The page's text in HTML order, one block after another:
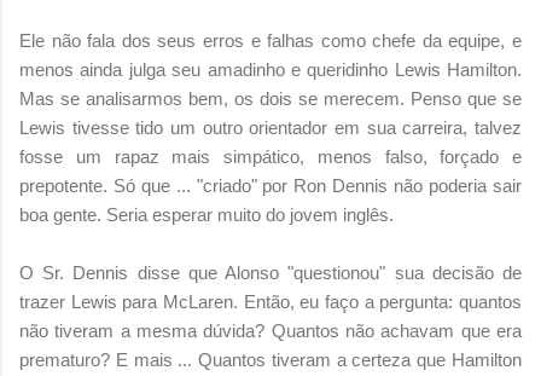
Ele não fala dos seus erros e falhas como chefe da equipe, e
menos ainda julga seu amadinho e queridinho Lewis Hamilton.
Mas se analisarmos bem, os dois se merecem. Penso que se
Lewis tivesse tido um outro orientador em sua carreira, talvez
fosse um rapaz mais simpático, menos falso, forçado e
prepotente. Só que ... "criado" por Ron Dennis não poderia sair
boa gente. Seria esperar muito do jovem inglês.
O Sr. Dennis disse que Alonso "questionou" sua decisão de
trazer Lewis para McLaren. Então, eu faço a pergunta: quantos
não tiveram a mesma dúvida? Quantos não achavam que era
prematuro? E mais ... Quantos tiveram a certeza que Hamilton